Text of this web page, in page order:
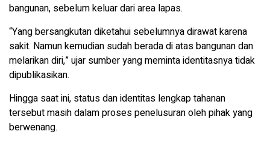
bangunan, sebelum keluar dari area lapas.
“Yang bersangkutan diketahui sebelumnya dirawat karena
sakit. Namun kemudian sudah berada di atas bangunan dan
melarikan diri,” ujar sumber yang meminta identitasnya tidak
dipublikasikan.
Hingga saat ini, status dan identitas lengkap tahanan
tersebut masih dalam proses penelusuran oleh pihak yang
berwenang.